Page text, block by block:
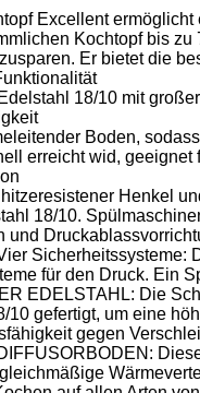
Excellent ermöglicht
Kochtopf bis zu
Er bietet die
18/10 mit großer
Boden,
erreicht wid, geeignet
Henkel
18/10.
und
Sicherheitssysteme:
für den Druck. Ein
EDELSTAHL: Die
10 gefertigt, um eine
gegen